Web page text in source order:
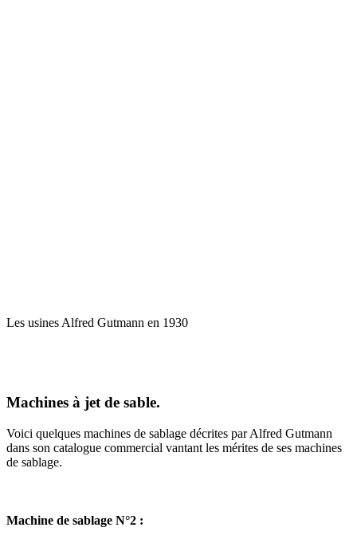
Les usines Alfred Gutmann en 1930
Machines à jet de sable.
Voici quelques machines de sablage décrites par Alfred Gutmann
dans son catalogue commercial vantant les mérites de ses machines
de sablage.
Machine de sablage N°2 :